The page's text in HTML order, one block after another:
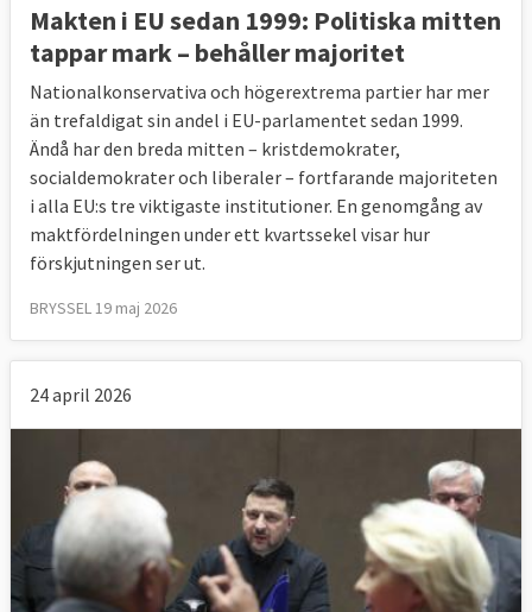
Makten i EU sedan 1999: Politiska mitten
tappar mark – behåller majoritet
Nationalkonservativa och högerextrema partier har mer
än trefaldigat sin andel i EU-parlamentet sedan 1999.
Ändå har den breda mitten – kristdemokrater,
socialdemokrater och liberaler – fortfarande majoriteten
i alla EU:s tre viktigaste institutioner. En genomgång av
maktfördelningen under ett kvartssekel visar hur
förskjutningen ser ut.
BRYSSEL 19 maj 2026
24 april 2026